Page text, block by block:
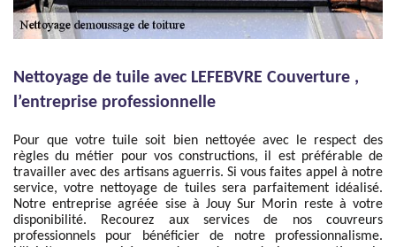
Nettoyage de tuile avec LEFEBVRE Couverture ,
l’entreprise professionnelle
Pour que votre tuile soit bien nettoyée avec le respect des
règles du métier pour vos constructions, il est préférable de
travailler avec des artisans aguerris. Si vous faites appel à notre
service, votre nettoyage de tuiles sera parfaitement idéalisé.
Notre entreprise agréée sise à Jouy Sur Morin reste à votre
disponibilité. Recourez aux services de nos couvreurs
professionnels pour bénéficier de notre professionnalisme.